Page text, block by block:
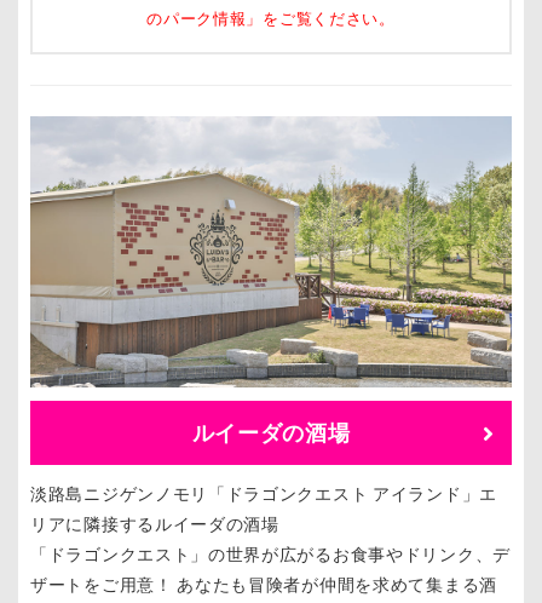
のパーク情報」をご覧ください。
ルイーダの酒場
淡路島ニジゲンノモリ「ドラゴンクエスト アイランド」エ
リアに隣接するルイーダの酒場
「ドラゴンクエスト」の世界が広がるお食事やドリンク、デ
ザートをご用意！ あなたも冒険者が仲間を求めて集まる酒